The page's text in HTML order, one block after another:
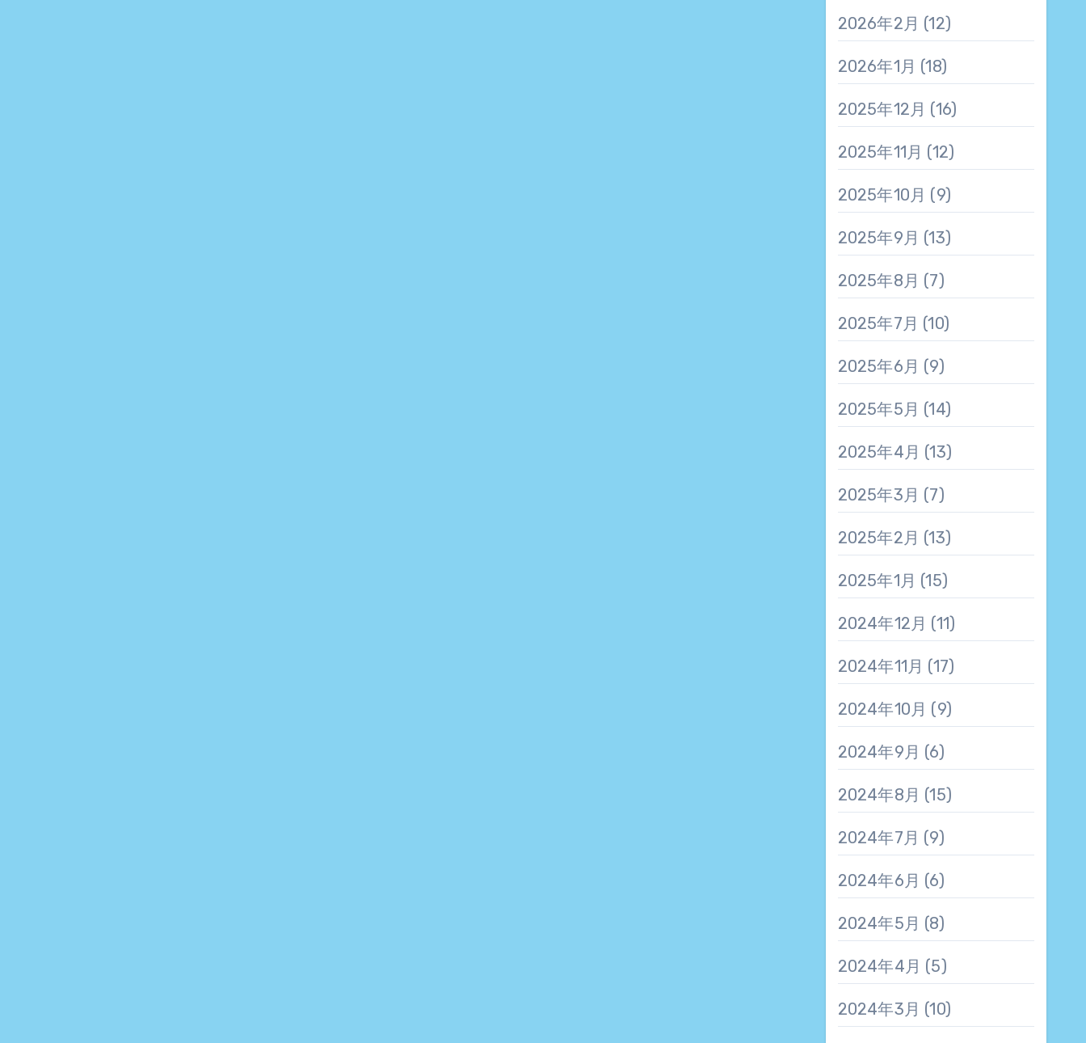
2026年2月 (12)
2026年1月 (18)
2025年12月 (16)
2025年11月 (12)
2025年10月 (9)
2025年9月 (13)
2025年8月 (7)
2025年7月 (10)
2025年6月 (9)
2025年5月 (14)
2025年4月 (13)
2025年3月 (7)
2025年2月 (13)
2025年1月 (15)
2024年12月 (11)
2024年11月 (17)
2024年10月 (9)
2024年9月 (6)
2024年8月 (15)
2024年7月 (9)
2024年6月 (6)
2024年5月 (8)
2024年4月 (5)
2024年3月 (10)